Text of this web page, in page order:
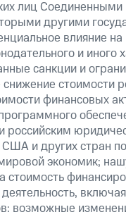
лиц
другими
влияние
и иного
санкции и
стоимости
финансовых
российским
и других стран
экономик;
стоимость
возможные